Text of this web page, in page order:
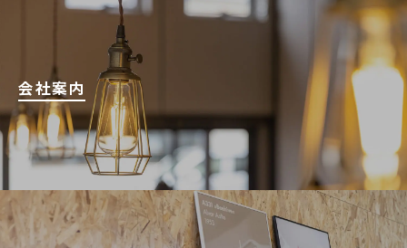
会社案内